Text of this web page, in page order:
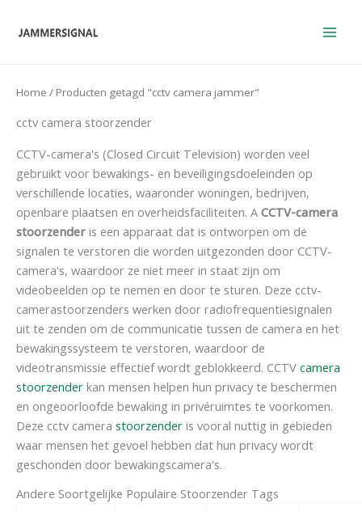
naar
Home / Producten getagd "cctv camera jammer"
cctv camera stoorzender
CCTV-camera's (Closed Circuit Television) worden veel
gebruikt voor bewakings- en beveiligingsdoeleinden op
verschillende locaties, waaronder woningen, bedrijven,
openbare plaatsen en overheidsfaciliteiten. A CCTV-camera
stoorzender is een apparaat dat is ontworpen om de
signalen te verstoren die worden uitgezonden door CCTV-
camera's, waardoor ze niet meer in staat zijn om
videobeelden op te nemen en door te sturen. Deze cctv-
camerastoorzenders werken door radiofrequentiesignalen
uit te zenden om de communicatie tussen de camera en het
bewakingssysteem te verstoren, waardoor de
videotransmissie effectief wordt geblokkeerd. CCTV camera
stoorzender kan mensen helpen hun privacy te beschermen
en ongeoorloofde bewaking in privéruimtes te voorkomen.
Deze cctv camera stoorzender is vooral nuttig in gebieden
waar mensen het gevoel hebben dat hun privacy wordt
geschonden door bewakingscamera's.
Andere Soortgelijke Populaire Stoorzender Tags